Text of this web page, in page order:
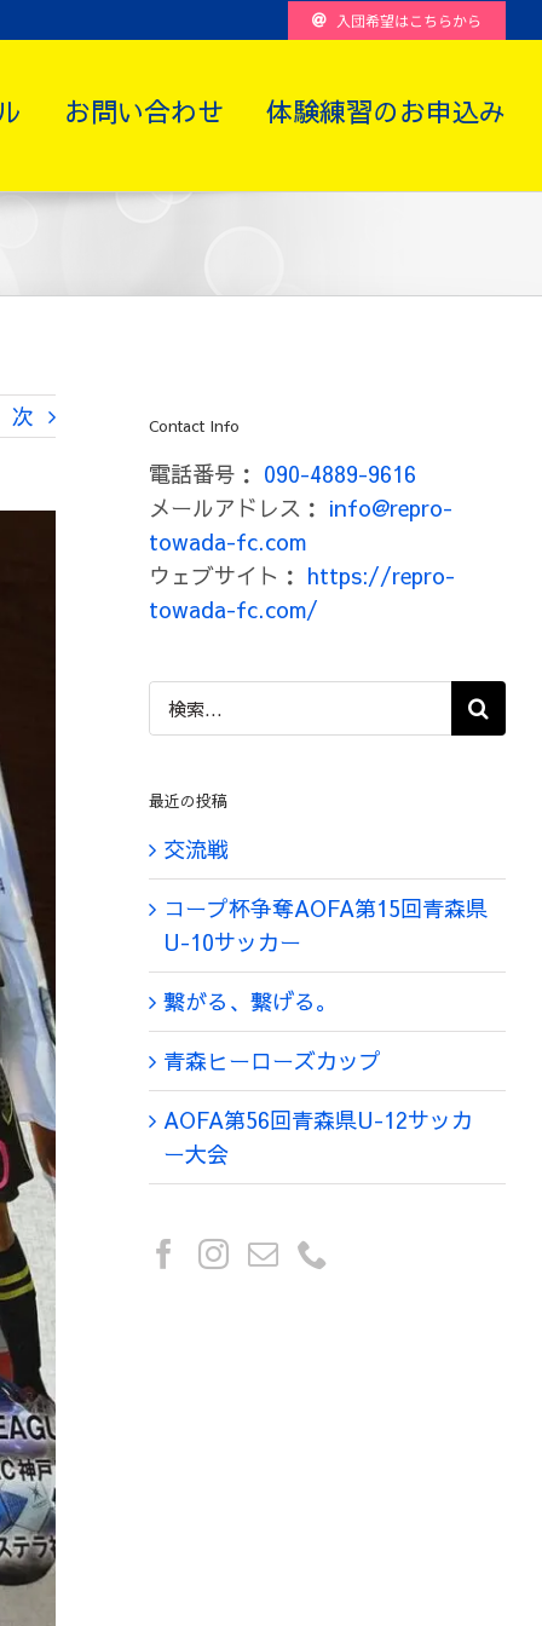
入団希望はこちらから
お問い合わせ 体験練習のお申込み
次 Contact Info
電話番号： 090-4889-9616
メールアドレス： info@repro-
towada-fc.com
ウェブサイト： https://repro-
towada-fc.com/
検
索
最近の投稿
交流戦
コープ杯争奪AOFA第15回青森県
U-10サッカー
繋がる、繋げる。
青森ヒーローズカップ
AOFA第56回青森県U-12サッカ
ー大会